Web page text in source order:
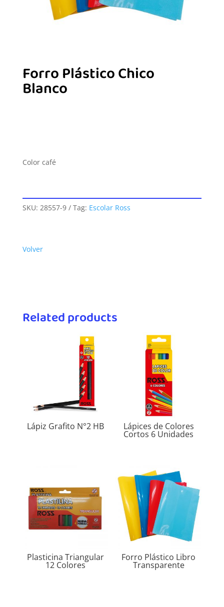
Forro Plástico Chico
Blanco
Color café
SKU: 28557-9 Tag: Escolar Ross
Volver
Related products
Lápiz Grafito N°2 HB Lápices de Colores
Cortos 6 Unidades
Plasticina Triangular
12 Colores
Forro Plástico Libro
Transparente